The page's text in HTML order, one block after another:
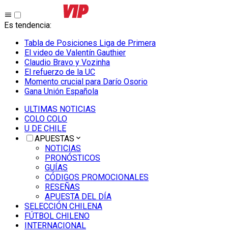
Es tendencia:
Tabla de Posiciones Liga de Primera
El video de Valentín Gauthier
Claudio Bravo y Vozinha
El refuerzo de la UC
Momento crucial para Darío Osorio
Gana Unión Española
ULTIMAS NOTICIAS
COLO COLO
U DE CHILE
APUESTAS
NOTICIAS
PRONÓSTICOS
GUÍAS
CÓDIGOS PROMOCIONALES
RESEÑAS
APUESTA DEL DÍA
SELECCIÓN CHILENA
FÚTBOL CHILENO
INTERNACIONAL